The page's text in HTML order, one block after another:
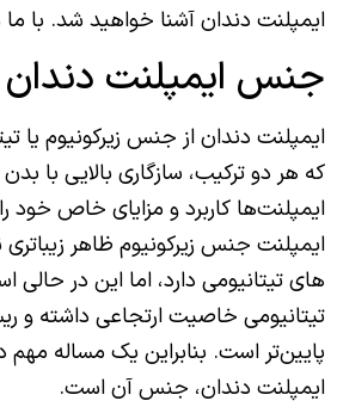
ایمپلنت دندان آشنا خواهید شد. با ما
جنس ایمپلنت
ایمپلنت دندان از جنس زیرکونیوم یا
که هر دو ترکیب، سازگاری بالایی با
ایمپلنت‌ها کاربرد و مزایای خاص خود
ایمپلنت جنس زیرکونیوم ظاهر
های تیتانیومی دارد، اما این در حالی
تیتانیومی خاصیت ارتجاعی داشته
پایین‌تر است. بنابراین یک مساله مهم
ایمپلنت دندان، جنس آن است.